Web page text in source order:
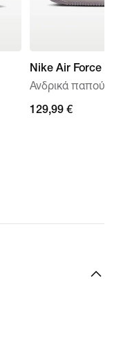
Nike Air Force 1
Ανδρικά
129,99 €
129,99 €